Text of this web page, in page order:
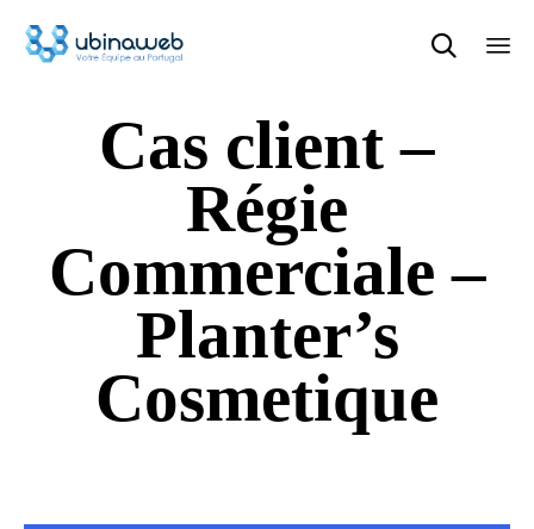

Cas client –
Régie
Commerciale –
Planter’s
Cosmetique